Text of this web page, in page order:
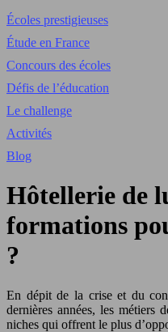
Écoles prestigieuses
Étude en France
Concours des écoles
Défis de l’éducation
Le challenge
Activités
Blog
Hôtellerie de
formations
?
En dépit de la crise et du
dernières années, les métiers
niches qui offrent le plus